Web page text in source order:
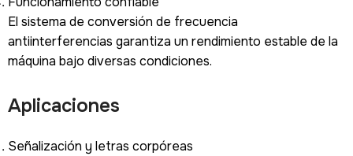
El sistema de conversión de frecuencia
antiinterferencias garantiza un rendimiento estable de la
máquina bajo diversas condiciones.
Aplicaciones
Señalización y letras corpóreas